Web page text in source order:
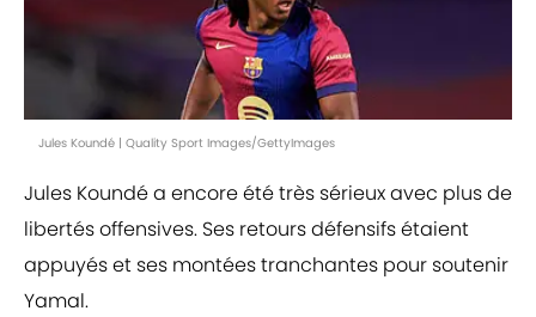
Jules Koundé | Quality Sport Images/GettyImages
Jules Koundé a encore été très sérieux avec plus de
libertés offensives. Ses retours défensifs étaient
appuyés et ses montées tranchantes pour soutenir
Yamal.